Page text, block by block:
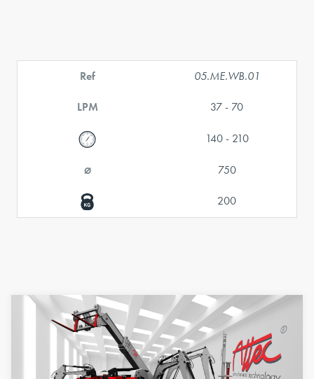
Ref 05.ME.WB.01
LPM 37 - 70
140 - 210
⌀ 750
200